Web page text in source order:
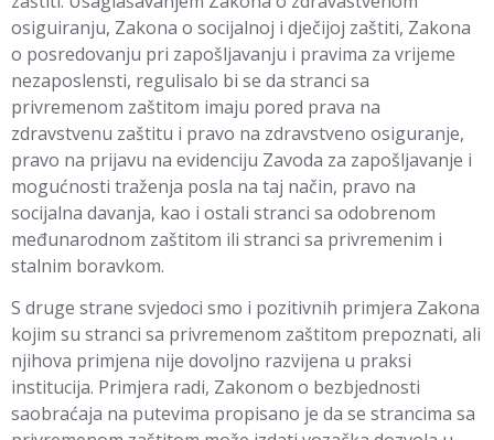
osiguiranju, Zakona o socijalnoj i dječijoj zaštiti, Zakona
o posredovanju pri zapošljavanju i pravima za vrijeme
nezaposlensti, regulisalo bi se da stranci sa
privremenom zaštitom imaju pored prava na
zdravstvenu zaštitu i pravo na zdravstveno osiguranje,
pravo na prijavu na evidenciju Zavoda za zapošljavanje i
mogućnosti traženja posla na taj način, pravo na
socijalna davanja, kao i ostali stranci sa odobrenom
međunarodnom zaštitom ili stranci sa privremenim i
stalnim boravkom.
S druge strane svjedoci smo i pozitivnih primjera Zakona
kojim su stranci sa privremenom zaštitom prepoznati, ali
njihova primjena nije dovoljno razvijena u praksi
institucija. Primjera radi, Zakonom o bezbjednosti
saobraćaja na putevima propisano je da se strancima sa